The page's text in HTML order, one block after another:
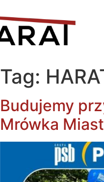
Tag:
Budujemy
Mrówka